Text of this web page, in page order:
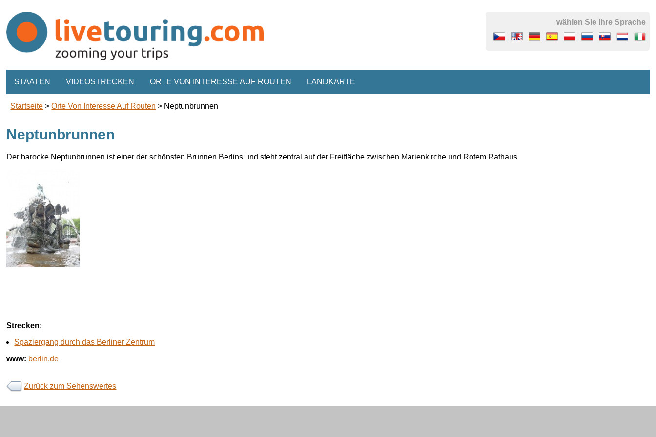
wählen Sie Ihre Sprache
STAATEN VIDEOSTRECKEN ORTE VON INTERESSE AUF ROUTEN LANDKARTE
Startseite >Orte Von Interesse Auf Routen > Neptunbrunnen
Neptunbrunnen
Der barocke Neptunbrunnen ist einer der schönsten Brunnen Berlins und steht zentral auf der Freifläche zwischen Marienkirche und Rotem Rathaus.
Strecken:
Spaziergang durch das Berliner Zentrum
www: berlin.de
Zurück zum Sehenswertes